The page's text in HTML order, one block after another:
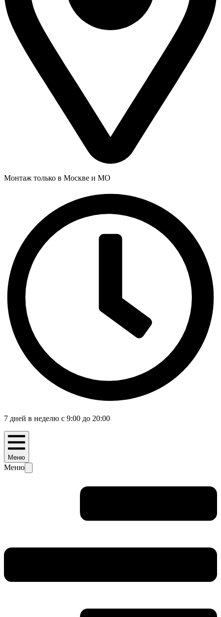
Монтаж только в Москве и МО
7 дней в неделю с 9:00 до 20:00
Меню
Меню